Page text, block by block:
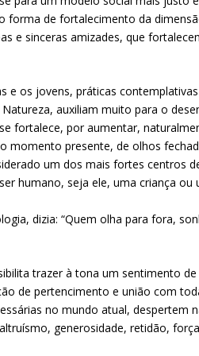
forma de fortalecimento da
e sinceras amizades, que
e os jovens, práticas
auxiliam muito para o
fortalece, por aumentar,
momento presente, de olhos
um dos mais fortes centros
humano, seja ele, uma criança ou
dizia: “Quem olha para fora,
trazer à tona um sentimento
de pertencimento e união com
no mundo atual, despertem
generosidade, retidão,